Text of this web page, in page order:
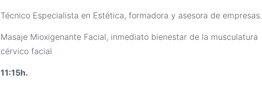
Técnico Especialista en Estética, formadora y asesora de empresas.
Masaje Mioxigenante Facial, inmediato bienestar de la musculatura
cérvico facial
11:15h.